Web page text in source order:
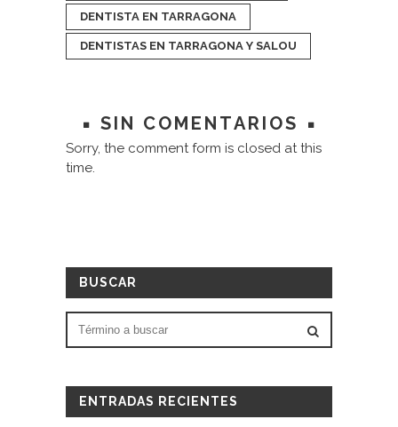
DENTISTA EN TARRAGONA
DENTISTAS EN TARRAGONA Y SALOU
SIN COMENTARIOS
Sorry, the comment form is closed at this
time.
BUSCAR
ENTRADAS RECIENTES